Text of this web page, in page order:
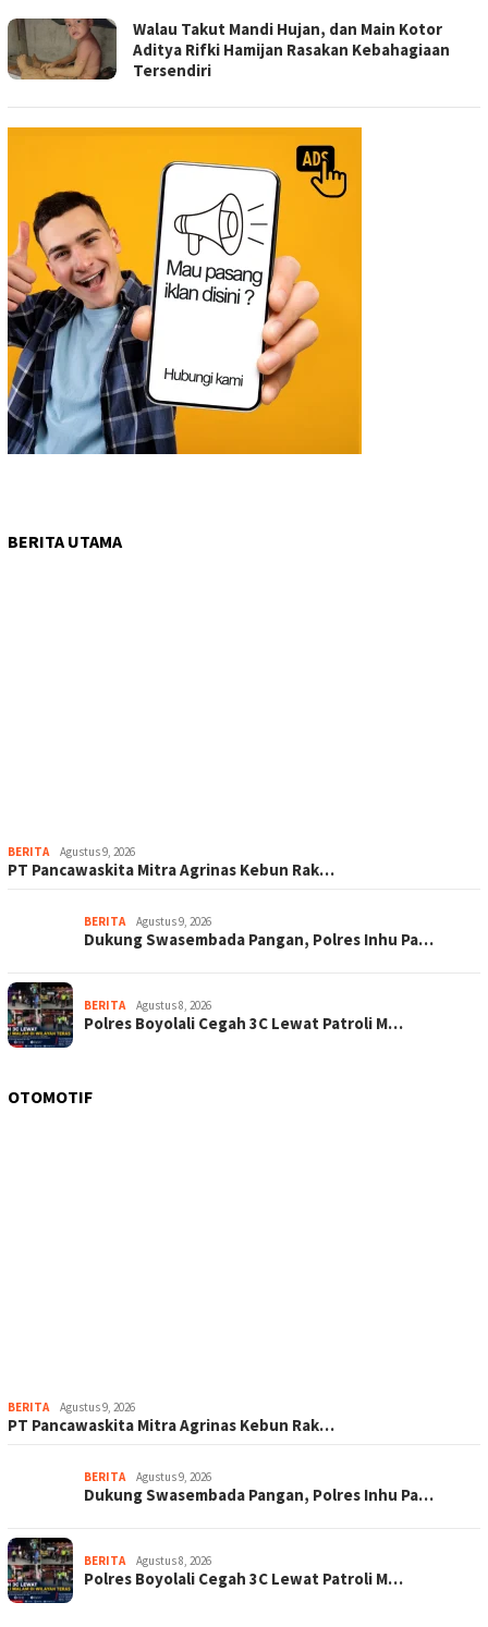
Walau Takut Mandi Hujan, dan Main Kotor
Aditya Rifki Hamijan Rasakan Kebahagiaan
Tersendiri
BERITA UTAMA
BERITA Agustus 9, 2026
‎PT Pancawaskita Mitra Agrinas Kebun Rak…
BERITA Agustus 9, 2026
Dukung Swasembada Pangan, Polres Inhu Pa…
BERITA Agustus 8, 2026
Polres Boyolali Cegah 3C Lewat Patroli M…
OTOMOTIF
BERITA Agustus 9, 2026
‎PT Pancawaskita Mitra Agrinas Kebun Rak…
BERITA Agustus 9, 2026
Dukung Swasembada Pangan, Polres Inhu Pa…
BERITA Agustus 8, 2026
Polres Boyolali Cegah 3C Lewat Patroli M…